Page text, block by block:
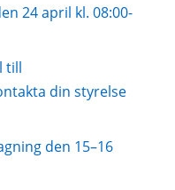
24 april kl. 08:00-
till
din styrelse
den 15–16